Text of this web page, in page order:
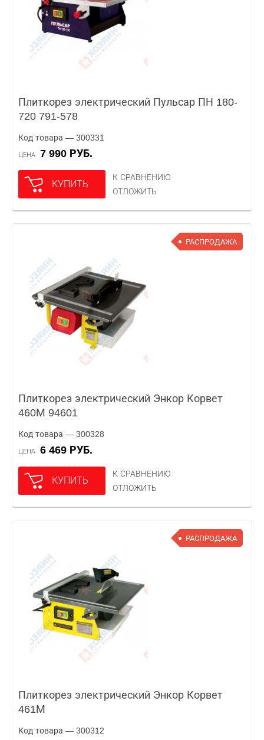
Плиткорез электрический Пульсар ПН 180-
720 791-578
Код товара — 300331
ЦЕНА 7 990 РУБ.
КУПИТЬ
К СРАВНЕНИЮ
ОТЛОЖИТЬ
РАСПРОДАЖА
Плиткорез электрический Энкор Корвет
460М 94601
Код товара — 300328
ЦЕНА 6 469 РУБ.
КУПИТЬ
К СРАВНЕНИЮ
ОТЛОЖИТЬ
РАСПРОДАЖА
Плиткорез электрический Энкор Корвет
461М
Код товара — 300312